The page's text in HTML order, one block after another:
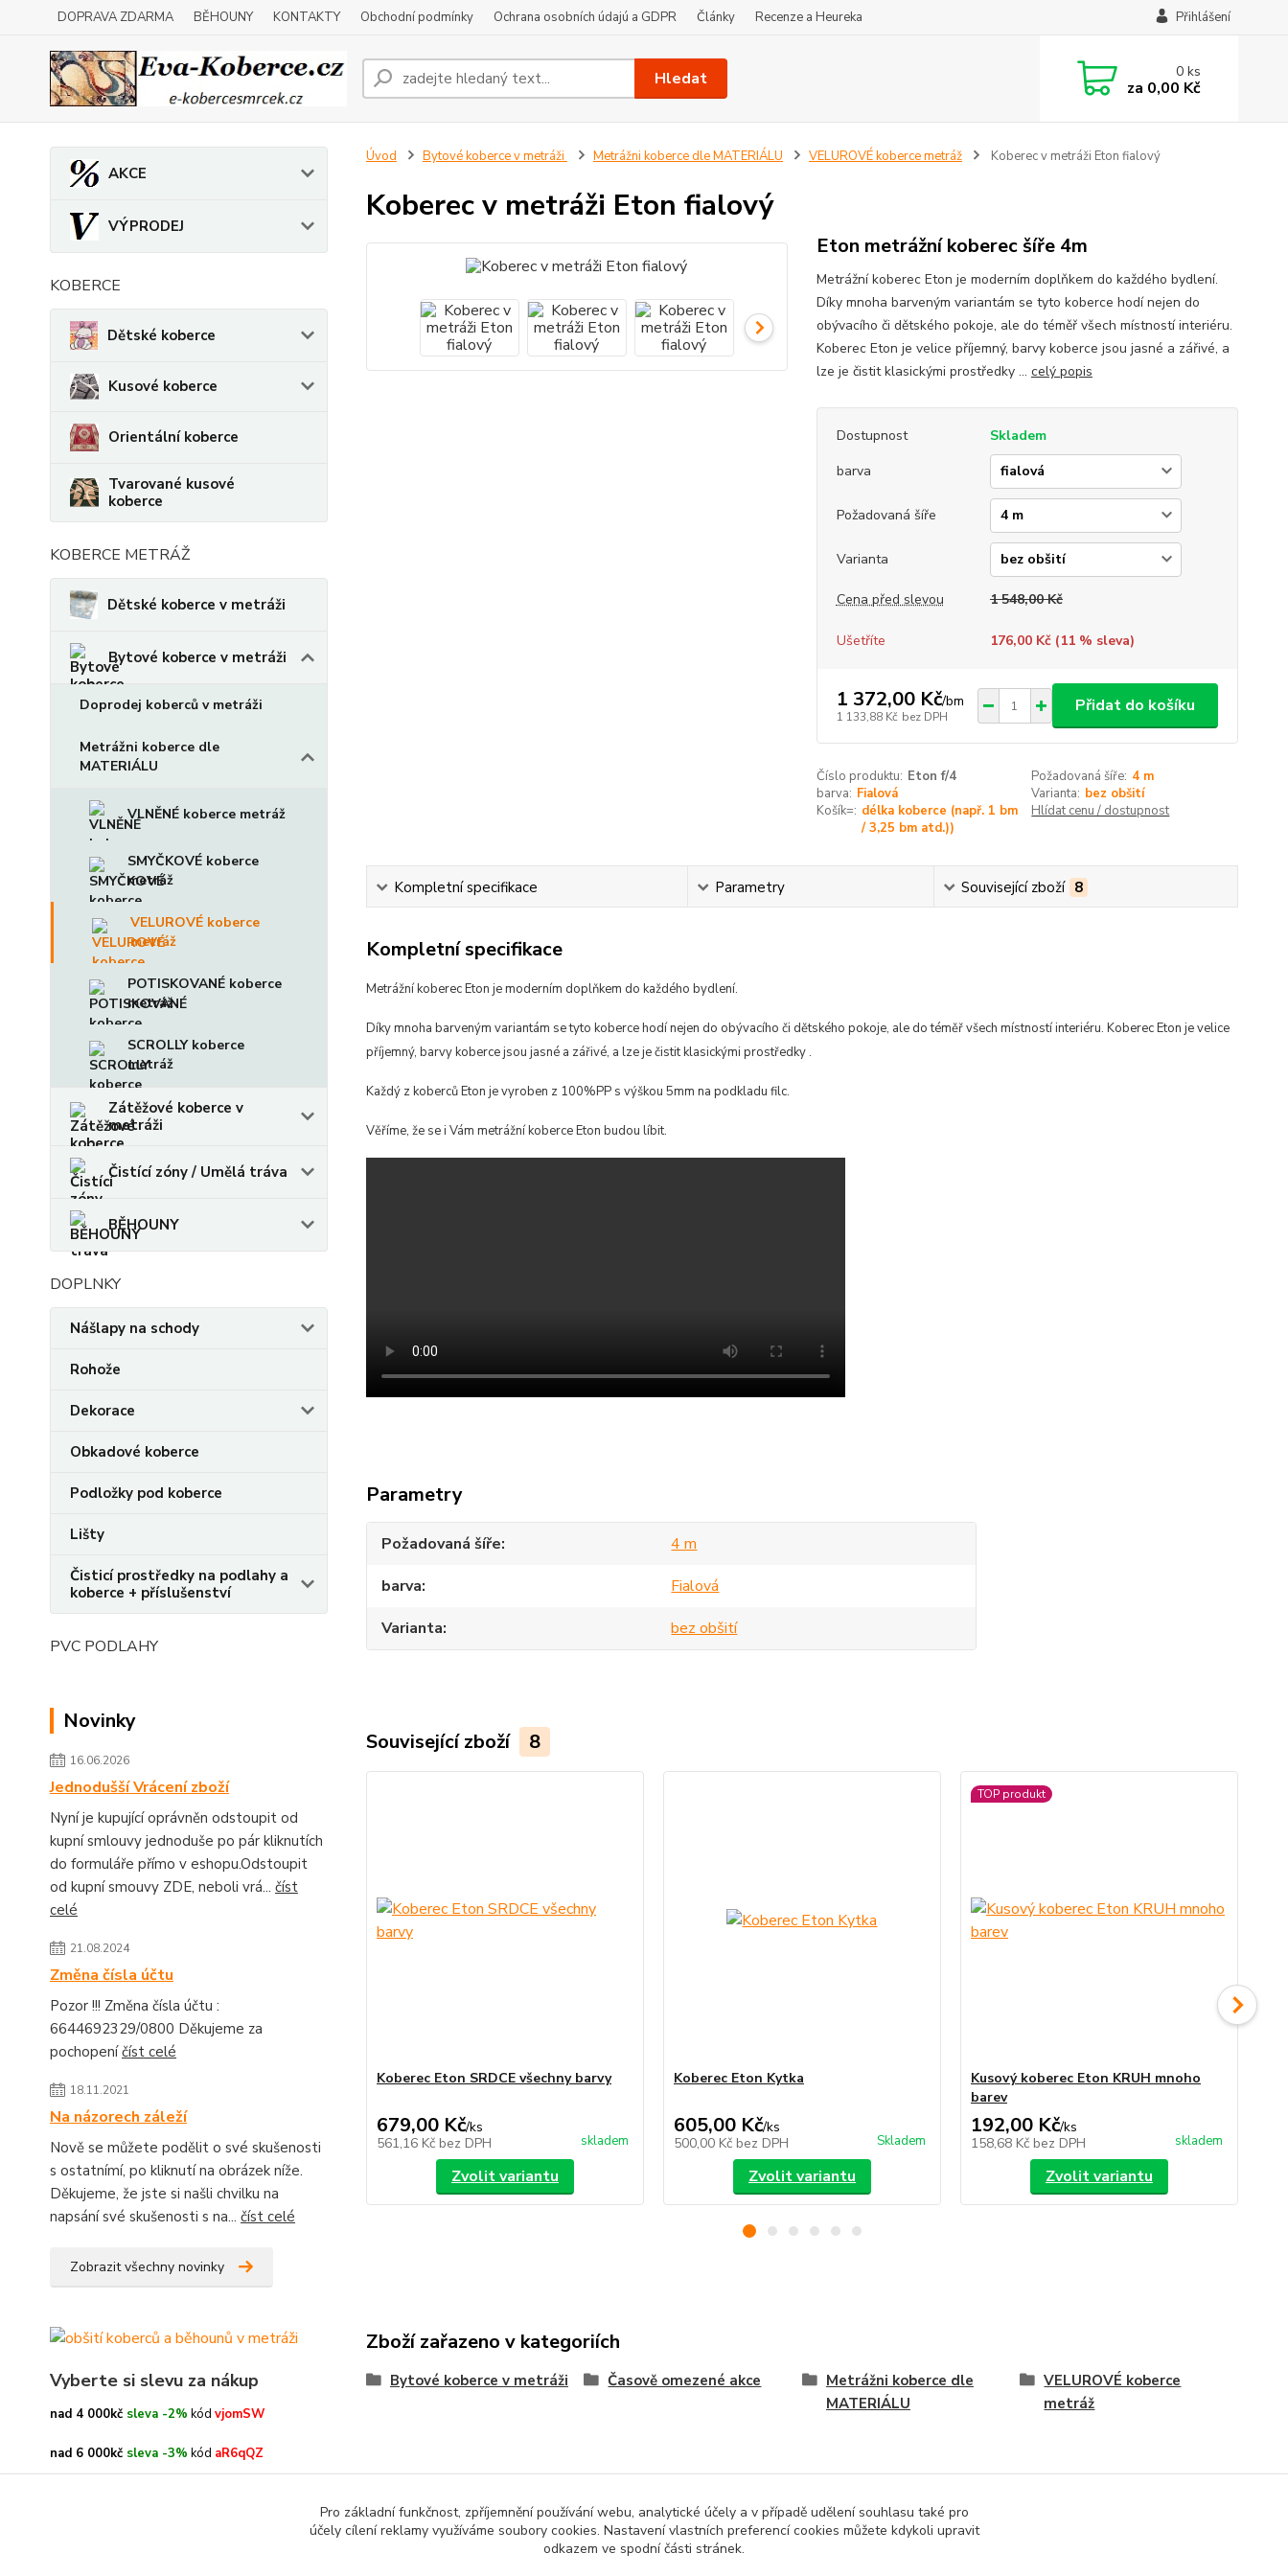
DOPRAVA ZDARMA BĚHOUNY KONTAKTY Obchodní podmínky Ochrana osobních údajú a GDPR Články Recenze a Heureka Přihlášení
Hledat 0ks
za 0,00 Kč
AKCE
VÝPRODEJ
KOBERCE
Dětské koberce
Kusové koberce
Orientální koberce
Tvarované kusové
koberce
KOBERCE METRÁŽ
Dětské koberce v metráži
Bytové koberce v metráži
Doprodej koberců v metráži
Metrážni koberce dle
MATERIÁLU
VLNĚNÉ koberce metráž
SMYČKOVÉ koberce
metráž
VELUROVÉ koberce
metráž
POTISKOVANÉ koberce
metráž
SCROLLY koberce
metráž
Zátěžové koberce v
metráži
Čistící zóny / Umělá tráva
BĚHOUNY
DOPLNKY
Nášlapy na schody
Rohože
Dekorace
Obkadové koberce
Podložky pod koberce
Lišty
Čisticí prostředky na podlahy a
koberce + příslušenství
PVC PODLAHY
Novinky
16.06.2026
Jednodušší Vrácení zboží
Nyní je kupující oprávněn odstoupit od
kupní smlouvy jednoduše po pár kliknutích
do formuláře přímo v eshopu.Odstoupit
od kupní smouvy ZDE, neboli vrá... číst
celé
21.08.2024
Změna čísla účtu
Pozor !!! Změna čísla účtu :
6644692329/0800 Děkujeme za
pochopeníčíst celé
18.11.2021
Na názorech záleží
Nově se můžete podělit o své skušenosti
s ostatnímí, po kliknutí na obrázek níže.
Děkujeme, že jste si našli chvilku na
napsání své skušenosti s na... číst celé
Zobrazit všechny novinky
Vyberte si slevu za nákup
nad 4 000kč sleva -2% kód vjomSW
nad 6 000kč sleva -3% kód aR6qQZ
Úvod Bytové koberce v metráži Metrážni koberce dle MATERIÁLU VELUROVÉ koberce metráž Koberec v metráži Eton fialový
Koberec v metráži Eton fialový
Eton metrážní koberec šíře 4m
Metrážní koberec Eton je moderním doplňkem do každého bydlení.
Díky mnoha barveným variantám se tyto koberce hodí nejen do
obývacího či dětského pokoje, ale do téměř všech místností interiéru.
Koberec Eton je velice příjemný, barvy koberce jsou jasné a zářivé, a
lze je čistit klasickými prostředky ... celý popis
Dostupnost
Skladem
barva
Požadovaná šíře
Varianta
Cena před slevou 1 548,00 Kč
Ušetříte 176,00 Kč (11% sleva)
1 372,00 Kč/bm
1 133,88 Kč bez DPH
Přidat do košíku
Číslo produktu: Eton f/4 Požadovaná šíře: 4 m
barva: Fialová Varianta: bez obšití
Košík=: délka koberce (např. 1 bm
/ 3,25 bm atd.))
Hlídat cenu / dostupnost
Kompletní specifikace Parametry Související zboží 8
Kompletní specifikace
Metrážní koberec Eton je moderním doplňkem do každého bydlení.
Díky mnoha barveným variantám se tyto koberce hodínejen do obývacího či dětského pokoje, ale do téměř všech místností interiéru. Koberec Eton je velice
příjemný, barvy koberce jsou jasné a zářivé, a lze je čistit klasickými prostředky.
Každý z koberců Eton je vyroben z 100%PP s výškou 5mm na podkladu filc.
Věříme, že se i Vám metrážní koberce Eton budou líbit.
Parametry
Požadovaná šíře
4 m
barva
Fialová
Varianta
bez obšití
Související zboží 8
Koberec Eton SRDCE všechny barvy
679,00 Kč/ks
561,16 Kč bez DPH skladem
Zvolit variantu
Koberec Eton Kytka
605,00 Kč/ks
500,00 Kč bez DPH Skladem
Zvolit variantu
TOP produkt
Kusový koberec Eton KRUH mnoho
barev
192,00 Kč/ks
158,68 Kč bez DPH skladem
Zvolit variantu
Zboží zařazeno v kategoriích
Bytové koberce v metráži Časově omezené akce
Metrážni koberce dle
MATERIÁLU
VELUROVÉ koberce
metráž
Pro základní funkčnost, zpříjemnění používání webu, analytické účely a v případě udělení souhlasu také pro
účely cílení reklamy využíváme soubory cookies. Nastavení vlastních preferencí cookies můžete kdykoli upravit
odkazem ve spodní části stránek.